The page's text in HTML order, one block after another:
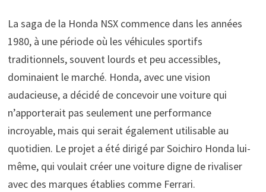
La saga de la Honda NSX commence dans les années
1980, à une période où les véhicules sportifs
traditionnels, souvent lourds et peu accessibles,
dominaient le marché. Honda, avec une vision
audacieuse, a décidé de concevoir une voiture qui
n’apporterait pas seulement une performance
incroyable, mais qui serait également utilisable au
quotidien. Le projet a été dirigé par Soichiro Honda lui-
même, qui voulait créer une voiture digne de rivaliser
avec des marques établies comme Ferrari.